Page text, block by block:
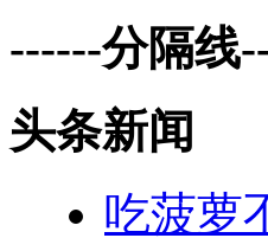
------分隔线
头条新闻
吃菠萝